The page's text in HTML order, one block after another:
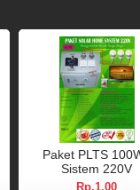
Paket PLTS
Sistem 220V
Rp.1,00